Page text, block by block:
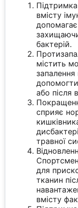
вмісту
захищаючи
бактерій.
містить
або після
сприяє
травної
для
тканин
вмісту